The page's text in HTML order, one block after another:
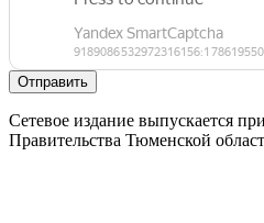
Отправить
Сетевое издание выпускается
Правительства Тюменской